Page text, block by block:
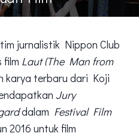
jurnalistik Nippon Club
film Laut (The Man from
karya terbaru dari Koji
Jury
dalam Festival Film
2016 untuk film